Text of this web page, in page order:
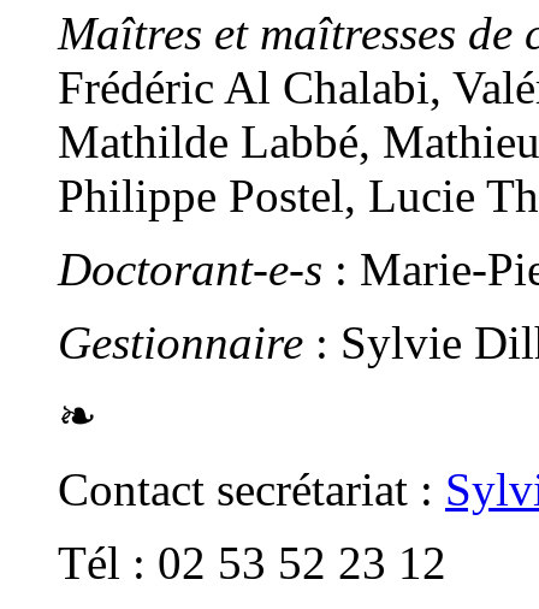
Maîtres et maîtresses de
Frédéric Al Chalabi,
Mathilde Labbé,
Philippe Postel, Lucie
Doctorant-e-s : Marie-
Gestionnaire : Sylvie
❧
Contact secrétariat :
Tél : 02 53 52 23 12